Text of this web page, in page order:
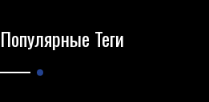
Популярные Теги